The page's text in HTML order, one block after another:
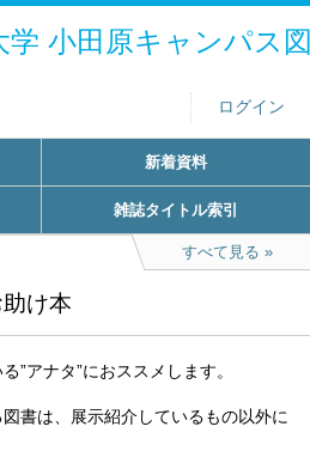
学 小田原キャンパス
ログイン
新着資料
雑誌タイトル索引
すべて見る
け本
”アナタ”におススメします。
書は、展示紹介しているもの以外に